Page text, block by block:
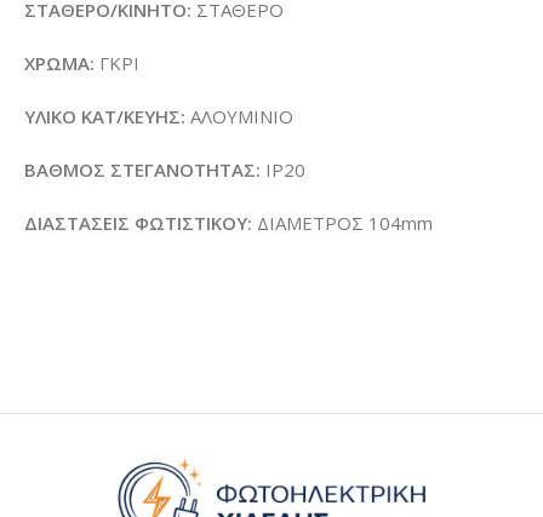
ΣΤΑΘΕΡΟ/ΚΙΝΗΤΟ: ΣΤΑΘΕΡΟ
ΧΡΩΜΑ: ΓΚΡΙ
ΥΛΙΚΟ ΚΑΤ/ΚΕΥΗΣ: ΑΛΟΥΜΙΝΙΟ
ΒΑΘΜΟΣ ΣΤΕΓΑΝΟΤΗΤΑΣ: IP20
ΔΙΑΣΤΑΣΕΙΣ ΦΩΤΙΣΤΙΚΟΥ: ΔΙΑΜΕΤΡΟΣ 104mm